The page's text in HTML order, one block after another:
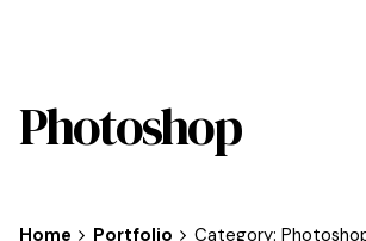
Photoshop
Home Portfolio Category: